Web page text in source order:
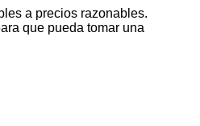
a precios razonables.
que pueda tomar una